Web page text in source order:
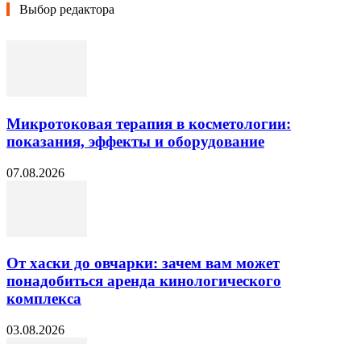
Выбор редактора
Микротоковая терапия в косметологии:
показания, эффекты и оборудование
07.08.2026
От хаски до овчарки: зачем вам может
понадобиться аренда кинологического
комплекса
03.08.2026